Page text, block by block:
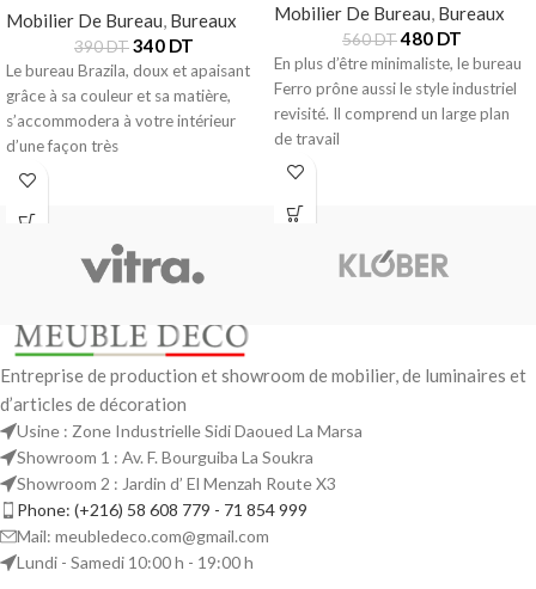
Mobilier De Bureau, Bureaux
390DT340 DT
Le bureau Brazila, doux et apaisant
grâce à sa couleur et sa matière,
s’accommodera à votre intérieur
d’une façon très
Mobilier De Bureau Bureaux
560DT480 DT
En plus d’être minimaliste, le bureau
Ferro prône aussi le style industriel
revisité. Il comprend un large plan
de travail
Entreprise de production et showroom de mobilier, de luminaires et
d’articles de décoration
Usine : Zone Industrielle Sidi Daoued La Marsa
Showroom 1 : Av. F. Bourguiba La Soukra
Showroom 2 : Jardin d’ El Menzah Route X3
Phone: (+216) 58 608 779 - 71 854 999
Mail: meubledeco.com@gmail.com
Lundi - Samedi 10:00 h - 19:00 h